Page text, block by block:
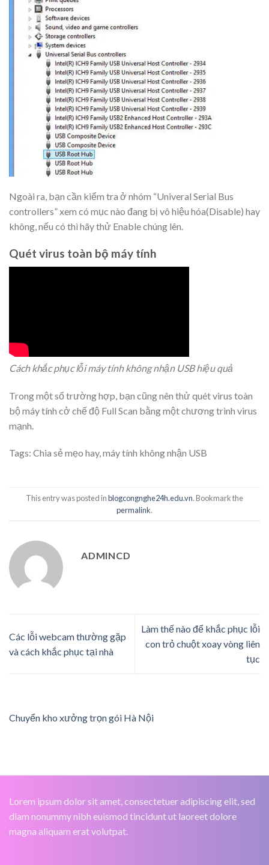
Ngoài ra, bạn cần kiểm tra ở nhóm “Univeral Serial Bus
controllers” xem có mục nào đang bị vô hiệu hóa(Disable) hay
không, nếu có thì hãy thử Enable chúng lên.
Quét virus toàn bộ máy tính
Cách khắc phục lỗi máy tính không nhận USB hiệu quả
Trong một số trường hợp, bạn cũng nên thử quét virus toàn
bộ máy tính cở chế độ Full Scan bằng một chương trình virus
mạnh.
Tags: Chia sẻ mẹo hay,máy tính không nhận USB
This entry was posted inblogcongnghe24h.edu.vn. Bookmark the
permalink.
ADMINCD
Các lỗi webcam thường gặp
và cách khắc phục tại nhà
Làm thế nào để khắc phục lỗi
con trỏ chuột xoay vòng liên
tục
Chuyển kho xưởng trọn gói Hà Nội
Lorem ipsum dolor sit amet, consectetuer adipiscing elit, sed
diam nonummy nibh euismod tincidunt ut laoreet dolore
magna aliquam erat volutpat.